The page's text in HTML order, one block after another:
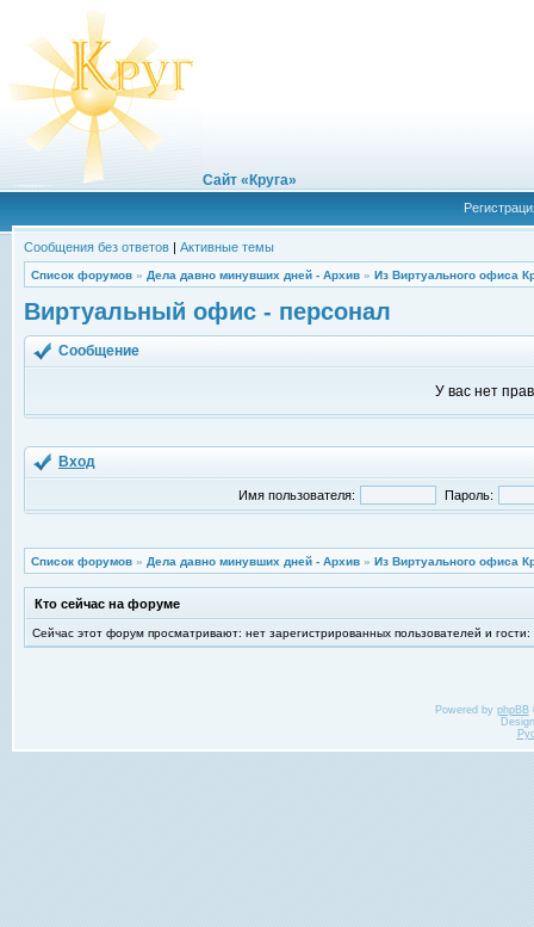
Сайт «Круга»
Сообщения без ответов | Активные темы
Список форумов » Дела давно минувших дней - Архив » Из Виртуального офиса
Виртуальный офис - персонал
Сообщение
У вас нет
Вход
Имя пользователя: Пароль:
Список форумов » Дела давно минувших дней - Архив » Из Виртуального офиса
Кто сейчас на форуме
Сейчас этот форум просматривают: нет зарегистрированных пользователей и гости:
Powered by phpBB